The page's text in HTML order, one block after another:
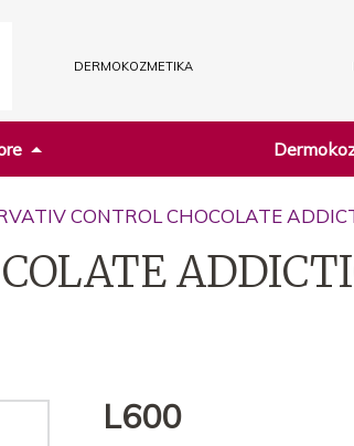
DERMOKOZMETIKA
CONTROL CHOCOLATE
L600